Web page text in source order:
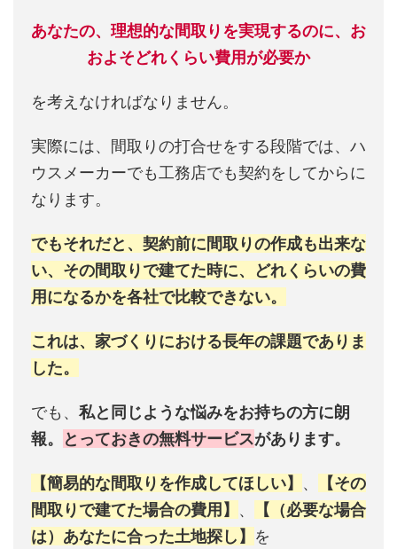
あなたの、理想的な間取りを実現するのに、お
およそどれくらい費用が必要か
を考えなければなりません。
実際には、間取りの打合せをする段階では、ハ
ウスメーカーでも工務店でも契約をしてからに
なります。
でもそれだと、契約前に間取りの作成も出来な
い、その間取りで建てた時に、どれくらいの費
用になるかを各社で比較できない。
これは、家づくりにおける長年の課題でありま
した。
でも、 私と同じような悩みをお持ちの方に朗
報。
とっておきの無料サービスがあります。
【簡易的な間取りを作成してほしい】 、
【その
間取りで建てた場合の費用】 、
【（必要な場合
は）あなたに合った土地探し】 を